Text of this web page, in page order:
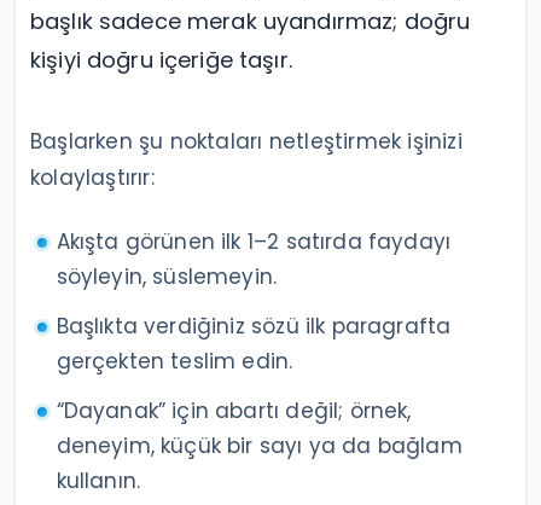
başlık sadece merak uyandırmaz; doğru
kişiyi doğru içeriğe taşır.
Başlarken şu noktaları netleştirmek işinizi
kolaylaştırır:
Akışta görünen ilk 1–2 satırda faydayı
söyleyin, süslemeyin.
Başlıkta verdiğiniz sözü ilk paragrafta
gerçekten teslim edin.
“Dayanak” için abartı değil; örnek,
deneyim, küçük bir sayı ya da bağlam
kullanın.